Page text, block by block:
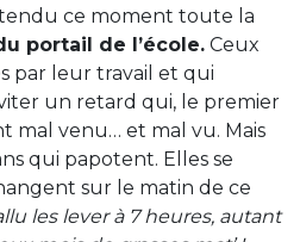
ce moment toute la
portail de l’école. Ceux
par leur travail et qui
un retard qui, le premier
mal venu… et mal vu. Mais
qui papotent. Elles se
sur le matin de ce
les lever à 7 heures, autant